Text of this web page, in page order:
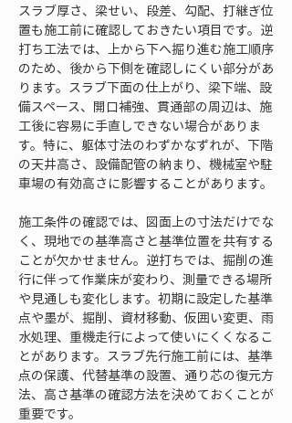
スラブ厚さ、梁せい、段差、勾配、打継ぎ位
置も施工前に確認しておきたい項目です。逆
打ち工法では、上から下へ掘り進む施工順序
のため、後から下側を確認しにくい部分があ
ります。スラブ下面の仕上がり、梁下端、設
備スペース、開口補強、貫通部の周辺は、施
工後に容易に手直しできない場合がありま
す。特に、躯体寸法のわずかなずれが、下階
の天井高さ、設備配管の納まり、機械室や駐
車場の有効高さに影響することがあります。
施工条件の確認では、図面上の寸法だけでな
く、現地での基準高さと基準位置を共有する
ことが欠かせません。逆打ちでは、掘削の進
行に伴って作業床が変わり、測量できる場所
や見通しも変化します。初期に設定した基準
点や墨が、掘削、資材移動、仮囲い変更、雨
水処理、重機走行によって使いにくくなるこ
とがあります。スラブ先行施工前には、基準
点の保護、代替基準の設置、通り芯の復元方
法、高さ基準の確認方法を決めておくことが
重要です。